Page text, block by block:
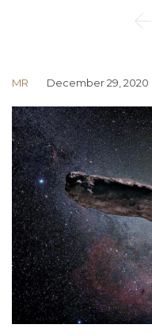

MR December 29, 2020